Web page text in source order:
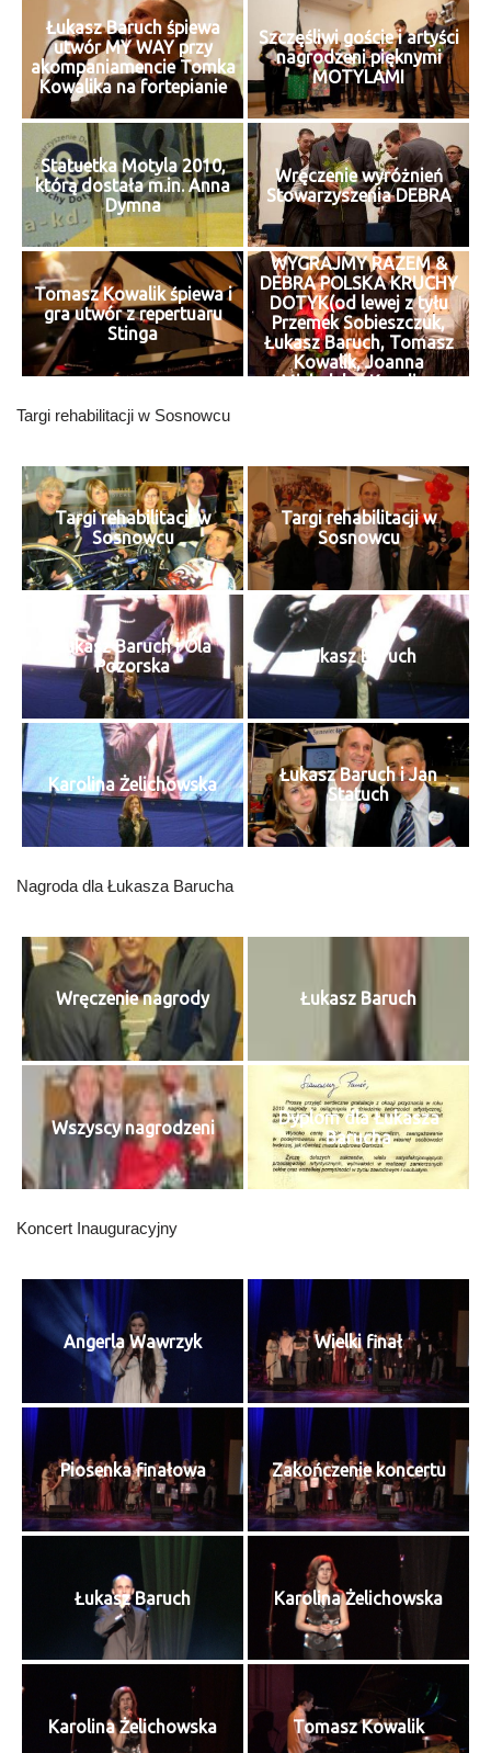
Łukasz Baruch śpiewa
utwór MY WAY przy
akompaniamencie Tomka
Kowalika na fortepianie
Szczęśliwi goście i artyści
nagrodzeni pięknymi
MOTYLAMI
Statuetka Motyla 2010,
którą dostała m.in. Anna
Dymna
Wręczenie wyróżnień
Stowarzyszenia DEBRA
Tomasz Kowalik śpiewa i
gra utwór z repertuaru
Stinga
WYGRAJMY RAZEM &
DEBRA POLSKA KRUCHY
DOTYK(od lewej z tyłu
Przemek Sobieszczuk,
Łukasz Baruch, Tomasz
Kowalik, Joanna
Michalska, Karolina
Targi rehabilitacji w Sosnowcu
Targi rehabilitacji w
Sosnowcu
Targi rehabilitacji w
Sosnowcu
Łukasz Baruch i Ola
Pozorska
Łukasz Baruch
Karolina Żelichowska
Łukasz Baruch i Jan
Statuch
Nagroda dla Łukasza Barucha
Wręczenie nagrody Łukasz Baruch
Wszyscy nagrodzeni
Dyplom dla Łukasza
Barucha
Koncert Inauguracyjny
Angerla Wawrzyk Wielki finał
Piosenka finałowa Zakończenie koncertu
Łukasz Baruch Karolina Żelichowska
Karolina Żelichowska Tomasz Kowalik